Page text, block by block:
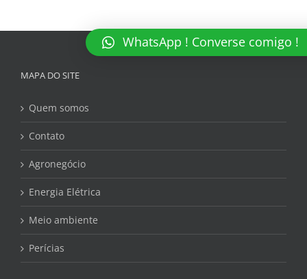
MAPA DO SITE
Quem somos
Contato
Agronegócio
Energia Elétrica
Meio ambiente
Perícias
WhatsApp ! Converse comigo !